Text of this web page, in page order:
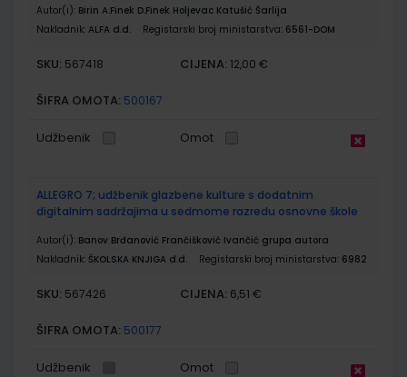
Autor(i): Birin A.Finek D.Finek Holjevac Katušić Šarlija
Nakladnik: ALFA d.d. Registarski broj ministarstva: 6561-DOM
SKU: 567418 CIJENA: 12,00 €
ŠIFRA OMOTA: 500167
Udžbenik Omot
ALLEGRO 7; udžbenik glazbene kulture s dodatnim
digitalnim sadržajima u sedmome razredu osnovne škole
Autor(i): Banov Brđanović Frančišković Ivančić grupa autora
Nakladnik: ŠKOLSKA KNJIGA d.d. Registarski broj ministarstva: 6982
SKU: 567426 CIJENA: 6,51 €
ŠIFRA OMOTA: 500177
Udžbenik Omot